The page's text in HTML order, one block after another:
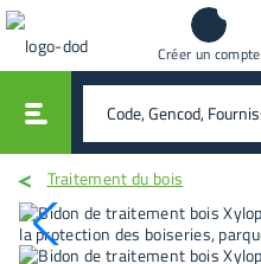
Créer un compte
rechercher
Traitement du bois